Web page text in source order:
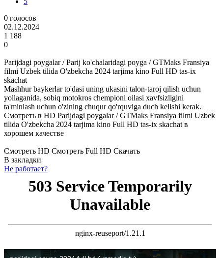
0 голосов
02.12.2024
1 188
0
Parijdagi poygalar / Parij ko'chalaridagi poyga / GTMaks Fransiya
filmi Uzbek tilida O'zbekcha 2024 tarjima kino Full HD tas-ix
skachat
Mashhur baykerlar to'dasi uning ukasini talon-taroj qilish uchun
yollaganida, sobiq motokros chempioni oilasi xavfsizligini
ta'minlash uchun o'zining chuqur qo'rquviga duch kelishi kerak.
Смотреть в HD Parijdagi poygalar / GTMaks Fransiya filmi Uzbek
tilida O'zbekcha 2024 tarjima kino Full HD tas-ix skachat в
хорошем качестве
Смотреть HD Смотреть Full HD Скачать
В закладки
Не работает?